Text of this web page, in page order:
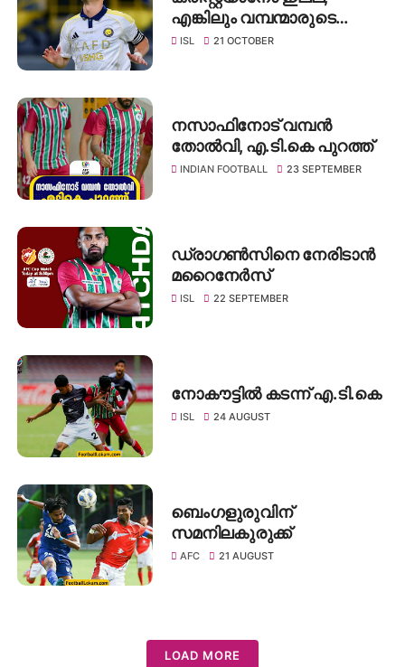
എങ്കിലും വമ്പന്മാരുടെ
പടയുമായി അൽ-നസർ
ISL 21 OCTOBER
നസാഫിനോട്‌ വമ്പൻ
തോൽവി, എ.ടി.കെ പുറത്ത്
INDIAN FOOTBALL 23 SEPTEMBER
ഡ്രാഗൺസിനെ നേരിടാൻ
മറൈനേർസ്
ISL 22 SEPTEMBER
നോകൗട്ടിൽ കടന്ന് എ.ടി.കെ
ISL 24 AUGUST
ബെംഗളുരുവിന്
സമനിലകുരുക്ക്
AFC 21 AUGUST
LOAD MORE